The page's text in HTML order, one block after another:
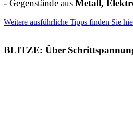
- Gegenstände aus Metall,
Weitere ausführliche Tipps finden Sie
BLITZE: Über